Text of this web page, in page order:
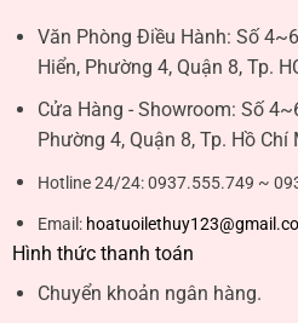
Văn Phòng Điều Hành: Số
Hiển, Phường 4, Quận 8, Tp.
Cửa Hàng - Showroom: Số
Phường 4, Quận 8, Tp. Hồ Chí
Hotline 24/24:0937.555.749 ~
Email:
Hình thức thanh toán
Chuyển khoản ngân hàng.